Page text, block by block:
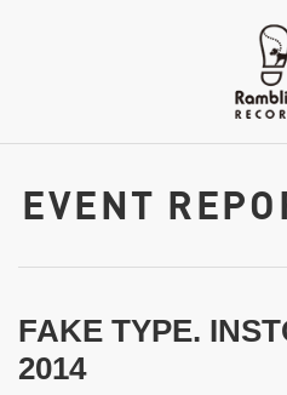
EVENT
FAKE TYPE.
2014